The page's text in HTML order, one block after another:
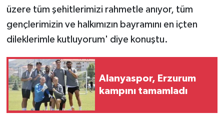
üzere tüm şehitlerimizi rahmetle anıyor, tüm
gençlerimizin ve halkımızın bayramını en içten
dileklerimle kutluyorum' diye konuştu.
Alanyaspor, Erzurum
kampını tamamladı